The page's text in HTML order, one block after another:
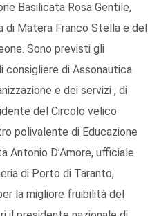
Basilicata Rosa Gentile,
Matera Franco Stella e del
Sono previsti gli
consigliere di Assonautica
e dei servizi , di
del Circolo velico
polivalente di Educazione
Antonio D’Amore, ufficiale
di Porto di Taranto,
la migliore fruibilità del